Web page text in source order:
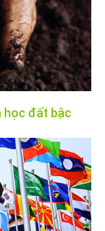
học đất bậc